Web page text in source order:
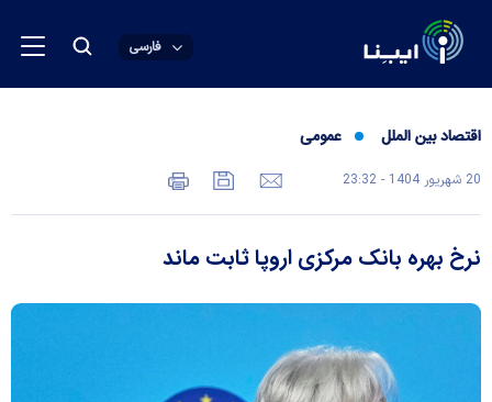
فارسی
اقتصاد بین الملل عمومی
20 شهريور 1404 - 23:32
نرخ بهره بانک مرکزی اروپا ثابت ماند